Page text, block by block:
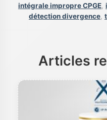
intégrale impropre CPGE,
détection divergence,
Articles